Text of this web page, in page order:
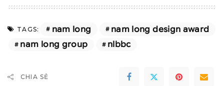
TAGS: nam long
nam long design award
nam long group
nlbbc
CHIA SẺ